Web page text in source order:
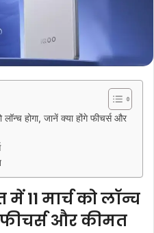
होगा, जानें क्या होंगे फीचर्स और
में 11 मार्च को लॉन्च
फीचर्स और कीमत